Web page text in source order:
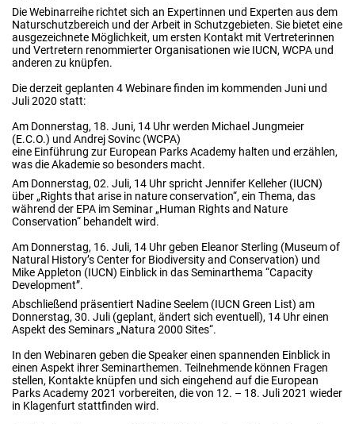
Die Webinarreihe richtet sich an Expertinnen und Experten aus dem
Naturschutzbereich und der Arbeit in Schutzgebieten. Sie bietet eine
ausgezeichnete Möglichkeit, um ersten Kontakt mit Vertreterinnen
und Vertretern renommierter Organisationen wie IUCN, WCPA und
anderen zu knüpfen.
Die derzeit geplanten 4 Webinare finden im kommenden Juni und
Juli 2020 statt:
Am Donnerstag, 18. Juni, 14 Uhr werden Michael Jungmeier
(E.C.O.) und Andrej Sovinc (WCPA)
eine Einführung zur European Parks Academy halten und erzählen,
was die Akademie so besonders macht.
Am Donnerstag, 02. Juli, 14 Uhr spricht Jennifer Kelleher (IUCN)
über „Rights that arise in nature conservation“, ein Thema, das
während der EPA im Seminar „Human Rights and Nature
Conservation“ behandelt wird.
Am Donnerstag, 16. Juli, 14 Uhr geben Eleanor Sterling (Museum of
Natural History’s Center for Biodiversity and Conservation) und
Mike Appleton (IUCN) Einblick in das Seminarthema “Capacity
Development”.
Abschließend präsentiert Nadine Seelem (IUCN Green List) am
Donnerstag, 30. Juli (geplant, ändert sich eventuell), 14 Uhr einen
Aspekt des Seminars „Natura 2000 Sites“.
In den Webinaren geben die Speaker einen spannenden Einblick in
einen Aspekt ihrer Seminarthemen. Teilnehmende können Fragen
stellen, Kontakte knüpfen und sich eingehend auf die European
Parks Academy 2021 vorbereiten, die von 12. – 18. Juli 2021 wieder
in Klagenfurt stattfinden wird.